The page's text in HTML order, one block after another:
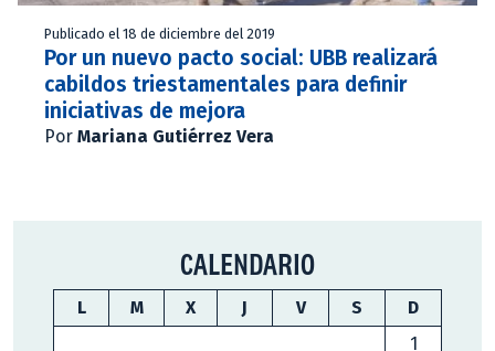
Publicado el 18 de diciembre del 2019
Por un nuevo pacto social: UBB realizará
cabildos triestamentales para definir
iniciativas de mejora
Por Mariana Gutiérrez Vera
CALENDARIO
L M X J V S
D
1